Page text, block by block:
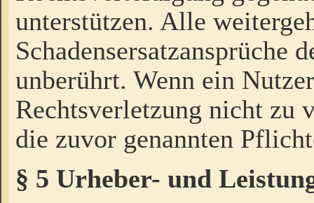
unterstützen. Alle
Schadensersatzansprüche
unberührt. Wenn ein
Rechtsverletzung nicht zu
die zuvor genannten
§ 5 Urheber- und